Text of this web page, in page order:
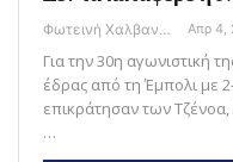
Φωτεινή Χαλβαντζή Απρ 4,
Για την 30η αγωνιστική
έδρας από τη Έμπολι με
επικράτησαν των Τζένοα,
…